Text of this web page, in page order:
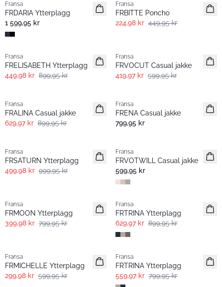
Fransa
FRDARIA Ytterplagg
1 599,95 kr
Fransa
FRBITTE Poncho
224,98 kr 449,95 kr
- 50%
Fransa
FRELISABETH Ytterplagg
449,98 kr 899,95 kr
Fransa
FRVOCUT Casual jakke
419,97 kr 599,95 kr
Fransa
FRALINA Casual jakke
629,97 kr 899,95 kr
Fransa
FRENA Casual jakke
799,95 kr
Fransa
FRSATURN Ytterplagg
499,98 kr 999,95 kr
Extended size
Fransa
FRVOTWILL Casual jakke
599,95 kr
Fransa
FRMOON Ytterplagg
399,98 kr 799,95 kr
-30%
Fransa
FRTRINA Ytterplagg
629,97 kr 899,95 kr
Fransa
FRMICHELLE Ytterplagg
299,98 kr 599,95 kr
-30%
Fransa
FRTRINA Ytterplagg
559,97 kr 799,95 kr